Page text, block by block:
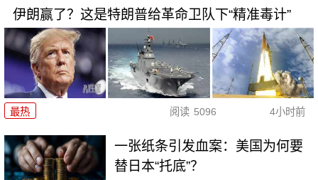
伊朗赢了？这是特朗普给革命卫队下“精准毒计”
最热 阅读 5096 4小时前
一张纸条引发血案：美国为何要
替日本“托底”？